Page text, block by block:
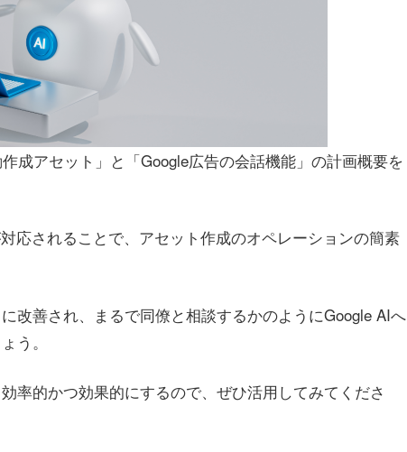
成アセット」と「Google広告の会話機能」の計画概要を
応されることで、アセット作成のオペレーションの簡素
改善され、まるで同僚と相談するかのようにGoogle AIへ
う。
率的かつ効果的にするので、ぜひ活用してみてくださ